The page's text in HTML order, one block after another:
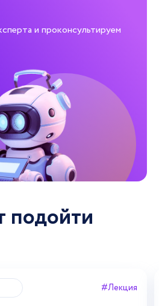
и проконсультируем
подойти
#Лекция